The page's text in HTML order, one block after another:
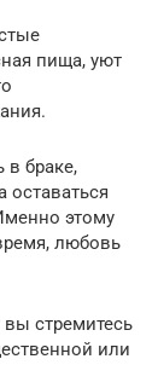
пища, уют
в браке,
оставаться
этому
любовь
вы стремитесь
или